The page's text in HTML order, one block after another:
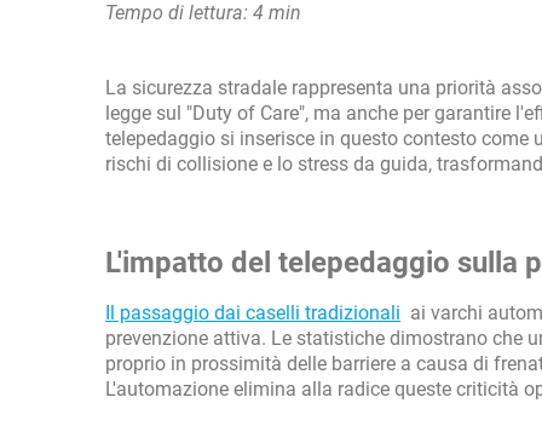
Tempo di lettura: 4 min
La sicurezza stradale rappresenta una priorità
legge sul "Duty of Care", ma anche per garantire
telepedaggio si inserisce in questo contesto
rischi di collisione e lo stress da guida,
L'impatto del telepedaggio sulla
Il passaggio dai caselli tradizionali ai varchi
prevenzione attiva. Le statistiche dimostrano che
proprio in prossimità delle barriere a causa di
L'automazione elimina alla radice queste criticità